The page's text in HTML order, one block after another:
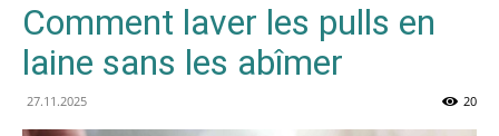
Comment laver les pulls en
laine sans les abîmer
27.11.2025 20